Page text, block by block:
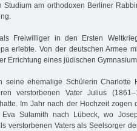
Studium am orthodoxen Berliner
Freiwilliger in den Ersten
erlebte. Von der deutschen Armee
Errichtung eines jüdischen
seine ehemalige Schülerin Charlotte
verstorbenen Vater Julius
Im Jahr nach der Hochzeit zogen
Sulamith nach Lübeck, wo
verstorbenen Vaters als Seelsorger